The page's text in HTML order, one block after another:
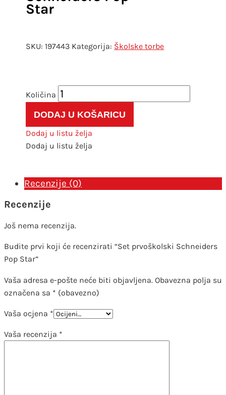
Star
SKU:197443 Kategorija: Školske torbe
Set
prvoškolski
Schneiders
Pop
Star
količina
DODAJ U KOŠARICU
Dodaj u listu želja
Dodaj u listu želja
Recenzije (0)
Recenzije
Još nema recenzija.
Budite prvi koji će recenzirati “Set prvoškolski Schneiders
Pop Star”
Vaša adresa e-pošte neće biti objavljena. Obavezna polja su
označena sa * (obavezno)
Vaša ocjena *
Vaša recenzija *